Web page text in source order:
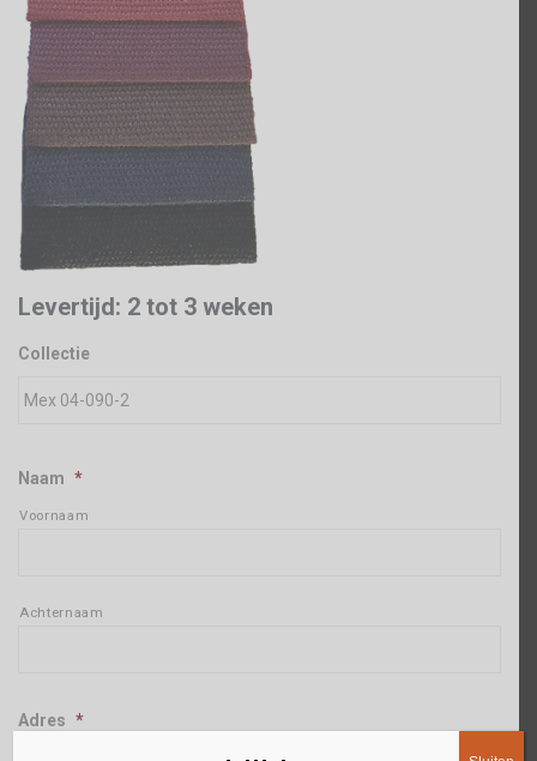
Levertijd: 2 tot 3 weken
Collectie
Naam *
Voornaam
Achternaam
Adres *